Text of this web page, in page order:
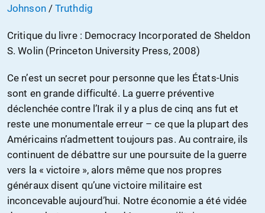
Johnson/Truthdig
Critique du livre : Democracy Incorporated de Sheldon
S. Wolin (Princeton University Press, 2008)
Ce n’est un secret pour personne que les États-Unis
sont en grande difficulté. La guerre préventive
déclenchée contre l’Irak il y a plus de cinq ans fut et
reste une monumentale erreur – ce que la plupart des
Américains n’admettent toujours pas. Au contraire, ils
continuent de débattre sur une poursuite de la guerre
vers la « victoire », alors même que nos propres
généraux disent qu’une victoire militaire est
inconcevable aujourd’hui. Notre économie a été vidée